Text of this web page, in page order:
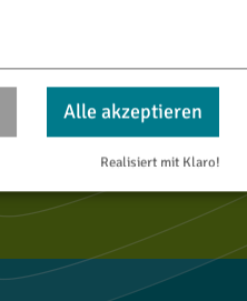
Alle akzeptieren
Realisiert mit Klaro!